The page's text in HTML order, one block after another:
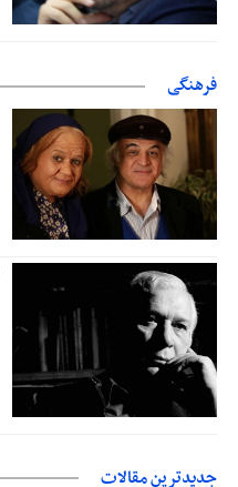
فرهنگی
جدیدترین مقالات